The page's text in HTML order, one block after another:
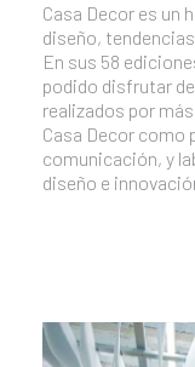
Casa Decor es un
diseño,
En sus 58
podido disfrutar
realizados por
Casa Decor como
comunicación, y
diseño e